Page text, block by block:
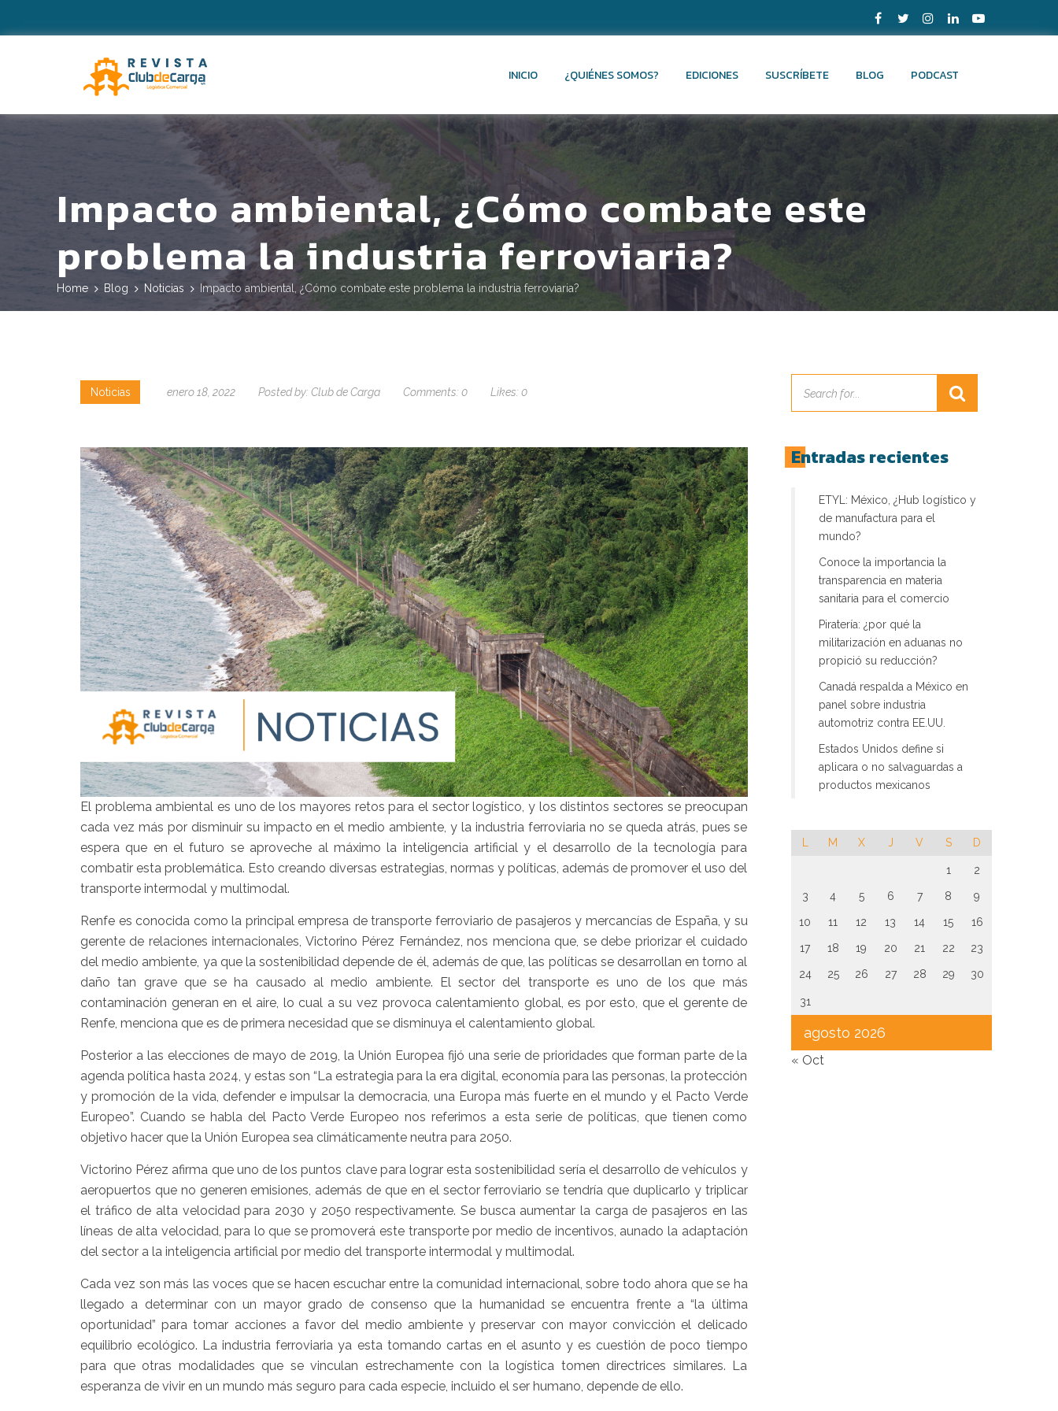
INICIO ¿QUIÉNES SOMOS? EDICIONES SUSCRÍBETE BLOG PODCAST
Impacto ambiental, ¿Cómo combate este
problema la industria ferroviaria?
Home Blog Noticias Impacto ambiental, ¿Cómo combate este problema la industria ferroviaria?
Noticias enero 18, 2022 Posted by: Club de Carga Comments: 0 Likes: 0
El problema ambiental es uno de los mayores retos para el sector logístico, y los distintos sectores se preocupan
cada vez más por disminuir su impacto en el medio ambiente, y la industria ferroviaria no se queda atrás, pues se
espera que en el futuro se aproveche al máximo la inteligencia artificial y el desarrollo de la tecnología para
combatir esta problemática. Esto creando diversas estrategias, normas y políticas, además de promover el uso del
transporte intermodal y multimodal.
Renfe es conocida como la principal empresa de transporte ferroviario de pasajeros y mercancías de España, y su
gerente de relaciones internacionales, Victorino Pérez Fernández, nos menciona que, se debe priorizar el cuidado
del medio ambiente, ya que la sostenibilidad depende de él, además de que, las políticas se desarrollan en torno al
daño tan grave que se ha causado al medio ambiente. El sector del transporte es uno de los que más
contaminación generan en el aire, lo cual a su vez provoca calentamiento global, es por esto, que el gerente de
Renfe, menciona que es de primera necesidad que se disminuya el calentamiento global.
Posterior a las elecciones de mayo de 2019, la Unión Europea fijó una serie de prioridades que forman parte de la
agenda política hasta 2024, y estas son “La estrategia para la era digital, economía para las personas, la protección
y promoción de la vida, defender e impulsar la democracia, una Europa más fuerte en el mundo y el Pacto Verde
Europeo”. Cuando se habla del Pacto Verde Europeo nos referimos a esta serie de políticas, que tienen como
objetivo hacer que la Unión Europea sea climáticamente neutra para 2050.
Victorino Pérez afirma que uno de los puntos clave para lograr esta sostenibilidad sería el desarrollo de vehículos y
aeropuertos que no generen emisiones, además de que en el sector ferroviario se tendría que duplicarlo y triplicar
el tráfico de alta velocidad para 2030 y 2050 respectivamente. Se busca aumentar la carga de pasajeros en las
líneas de alta velocidad, para lo que se promoverá este transporte por medio de incentivos, aunado la adaptación
del sector a la inteligencia artificial por medio del transporte intermodal y multimodal.
Cada vez son más las voces que se hacen escuchar entre la comunidad internacional, sobre todo ahora que se ha
llegado a determinar con un mayor grado de consenso que la humanidad se encuentra frente a “la última
oportunidad” para tomar acciones a favor del medio ambiente y preservar con mayor convicción el delicado
equilibrio ecológico. La industria ferroviaria ya esta tomando cartas en el asunto y es cuestión de poco tiempo
para que otras modalidades que se vinculan estrechamente con la logística tomen directrices similares. La
esperanza de vivir en un mundo más seguro para cada especie, incluido el ser humano, depende de ello.
Entradas recientes
ETYL: México, ¿Hub logístico y
de manufactura para el
mundo?
Conoce la importancia la
transparencia en materia
sanitaria para el comercio
Piratería: ¿por qué la
militarización en aduanas no
propició su reducción?
Canadá respalda a México en
panel sobre industria
automotriz contra EE.UU.
Estados Unidos define si
aplicara o no salvaguardas a
productos mexicanos
agosto 2026
M X J V S D
1 2
3 4 5 6 7 8 9
10 11 12 13 14 15 16
17 18 19 20 21 22 23
24 25 26 27 28 29 30
31
« Oct